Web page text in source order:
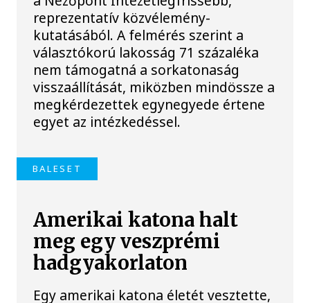
reprezentatív közvélemény-
kutatásából. A felmérés szerint a
választókorú lakosság 71 százaléka
nem támogatná a sorkatonaság
visszaállítását, miközben mindössze a
megkérdezettek egynegyede értene
egyet az intézkedéssel.
BALESET
Amerikai katona halt
meg egy veszprémi
hadgyakorlaton
Egy amerikai katona életét vesztette,